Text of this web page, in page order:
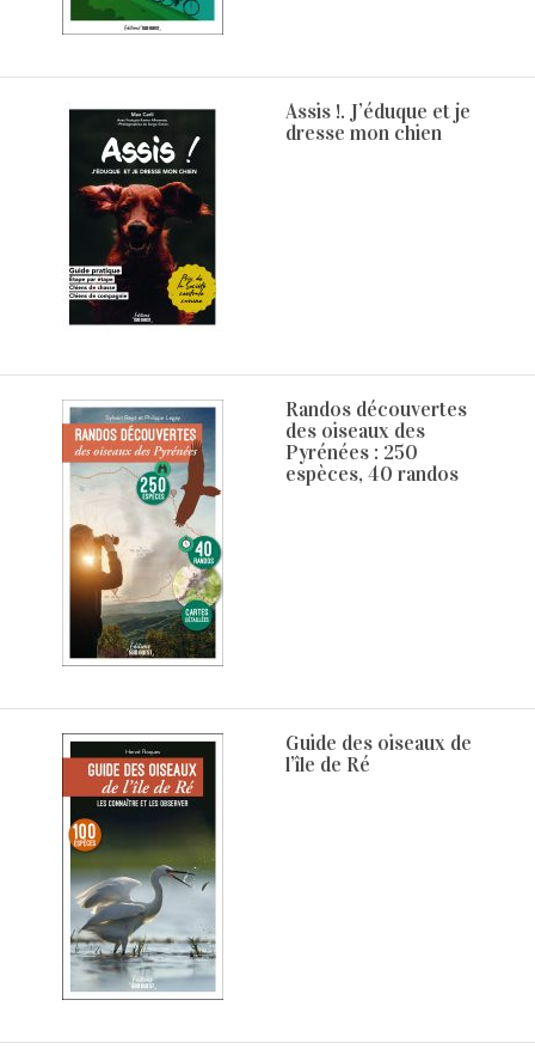
Assis !. J’éduque et je
dresse mon chien
Randos découvertes
des oiseaux des
Pyrénées : 250
espèces, 40 randos
Guide des oiseaux de
l’île de Ré